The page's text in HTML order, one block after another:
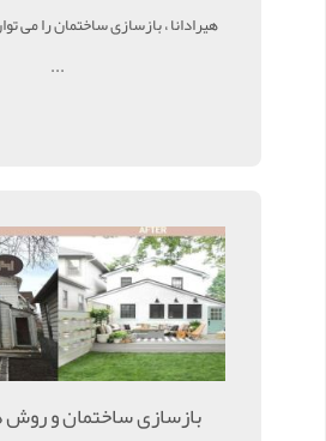
هیرادانا ، بازسازی ساختمان را می
...
بازسازی ساختمان و